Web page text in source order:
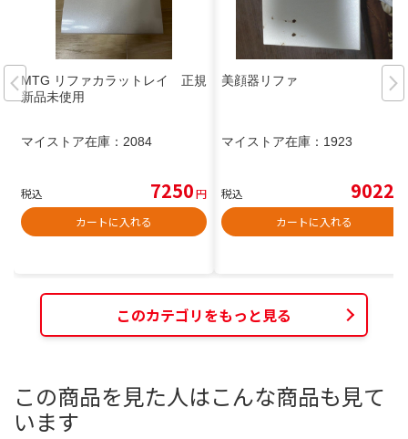
MTG リファカラットレイ 正規
新品未使用
マイストア在庫： 2084
税込 7250円
カートに入れる
美顔器リファ
マイストア在庫： 1923
税込 9022
カートに入れる
このカテゴリをもっと見る
この商品を見た人はこんな商品も見て
います